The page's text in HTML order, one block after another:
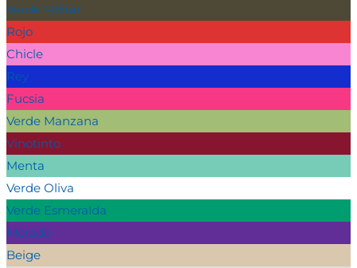
Verde Militar
Rojo
Chicle
Rey
Fucsia
Verde Manzana
Vinotinto
Menta
Verde Oliva
Verde Esmeralda
Morado
Beige